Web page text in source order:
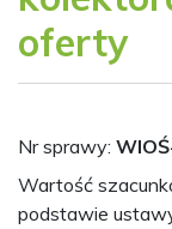
oferty
Nr sprawy:
Wartość
podstawie